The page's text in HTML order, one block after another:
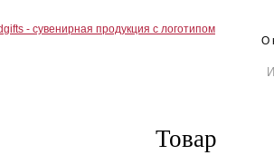
О
Товар